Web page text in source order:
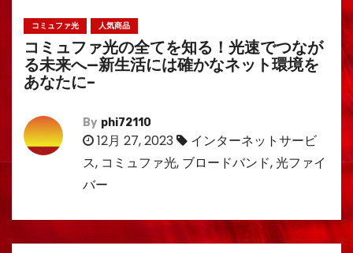
コミュファ光 人気商品
コミュファ光の全てを知る！光速でつなが
る未来へ—新生活には確かなネット環境を
あなたに–
By phi72110
12月 27, 2023
インターネットサービ
ス, コミュファ光, ブロードバンド,光ファイ
バー